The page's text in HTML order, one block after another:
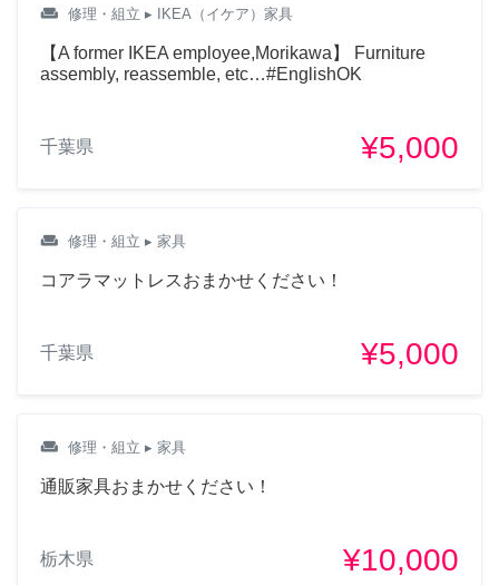
weekend 修理・組立 ▸ IKEA（イケア）家具
【A former IKEA employee,Morikawa】 Furniture
assembly, reassemble, etc…#EnglishOK
千葉県 ¥5,000
weekend 修理・組立 ▸ 家具
コアラマットレスおまかせください！
千葉県 ¥5,000
weekend 修理・組立 ▸ 家具
通販家具おまかせください！
栃木県 ¥10,000